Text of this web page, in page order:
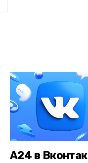
А24 в